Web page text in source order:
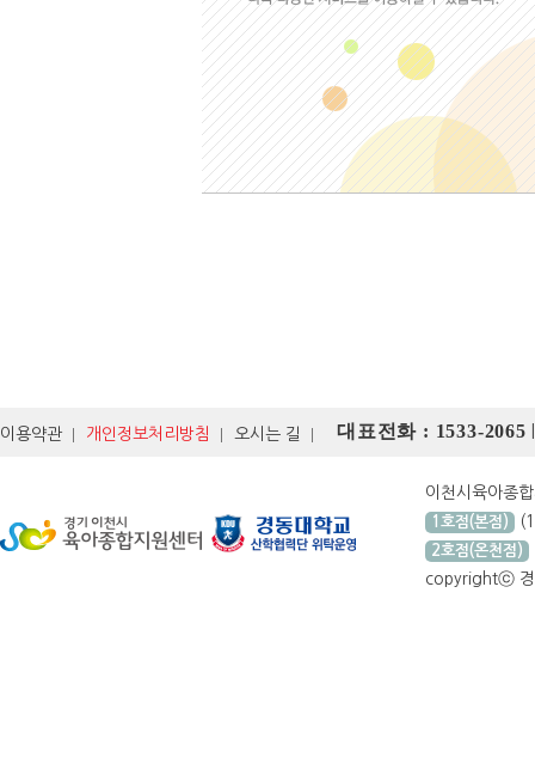
이용약관 개인정보처리방침 오시는 길 대표전화 : 1533-2065
이천시육아종
1호점(본점)
2호점(온천점)
copyrightⓒ 경